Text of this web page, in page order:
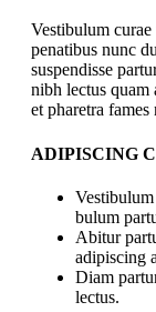
Vestibulum
penatibus nunc
suspendisse
nibh lectus quam
et pharetra
ADIPISCING
bulum
Abitur
adipiscing
Diam
lectus.